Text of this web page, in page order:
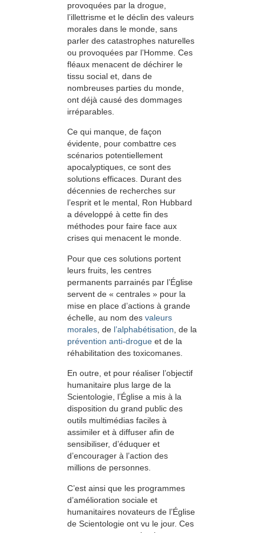
provoquées par la drogue,
l’illettrisme et le déclin des valeurs
morales dans le monde, sans
parler des catastrophes naturelles
ou provoquées par l’Homme. Ces
fléaux menacent de déchirer le
tissu social et, dans de
nombreuses parties du monde,
ont déjà causé des dommages
irréparables.
Ce qui manque, de façon
évidente, pour combattre ces
scénarios potentiellement
apocalyptiques, ce sont des
solutions efficaces. Durant des
décennies de recherches sur
l’esprit et le mental, Ron Hubbard
a développé à cette fin des
méthodes pour faire face aux
crises qui menacent le monde.
Pour que ces solutions portent
leurs fruits, les centres
permanents parrainés par l’Église
servent de « centrales » pour la
mise en place d’actions à grande
échelle, au nom des valeurs
morales , de l’alphabétisation , de la
prévention anti-drogue et de la
réhabilitation des toxicomanes.
En outre, et pour réaliser l’objectif
humanitaire plus large de la
Scientologie, l’Église a mis à la
disposition du grand public des
outils multimédias faciles à
assimiler et à diffuser afin de
sensibiliser, d’éduquer et
d’encourager à l’action des
millions de personnes.
C’est ainsi que les programmes
d’amélioration sociale et
humanitaires novateurs de l’Église
de Scientologie ont vu le jour. Ces